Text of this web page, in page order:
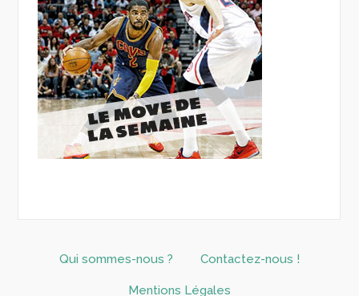
Qui sommes-nous ? Contactez-nous !
Mentions Légales